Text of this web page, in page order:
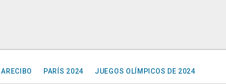
ARECIBO PARÍS 2024 JUEGOS OLÍMPICOS DE 2024